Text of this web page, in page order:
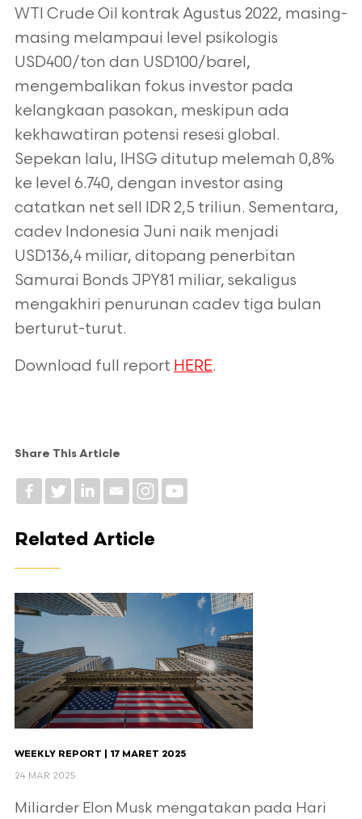
WTI Crude Oil kontrak Agustus 2022, masing-
masing melampaui level psikologis
USD400/ton dan USD100/barel,
mengembalikan fokus investor pada
kelangkaan pasokan, meskipun ada
kekhawatiran potensi resesi global.
Sepekan lalu, IHSG ditutup melemah 0,8%
ke level 6.740, dengan investor asing
catatkan net sell IDR 2,5 triliun. Sementara,
cadev Indonesia Juni naik menjadi
USD136,4 miliar, ditopang penerbitan
Samurai Bonds JPY81 miliar, sekaligus
mengakhiri penurunan cadev tiga bulan
berturut-turut.
Download full report HERE.
Share This Article
Related Article
WEEKLY REPORT | 17 MARET 2025
24 MAR 2025
Miliarder Elon Musk mengatakan pada Hari